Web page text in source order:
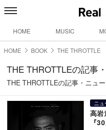
HOME MUSIC
HOME BOOK THE THROTTLE
THE THROTTLEの記事
THE THROTTLEの記事・ニュ
ニュ
高岩
『